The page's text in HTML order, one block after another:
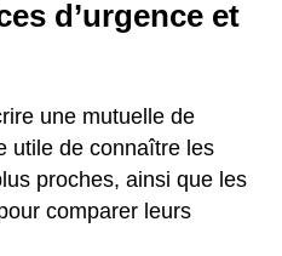
d’urgence et
une mutuelle de
utile de connaître les
proches, ainsi que les
comparer leurs